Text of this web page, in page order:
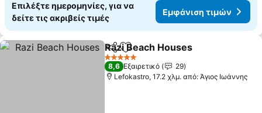
Επιλέξτε ημερομηνίες, για να
δείτε τις ακριβείς τιμές
Εμφάνιση τιμών
Κοινοποίηση
Προσθήκη στα αγαπημένα
Razi Beach Houses
5 Αστέρια
8,6 Εξαιρετικό
29
Lefokastro, 17.2 χλμ. από: Άγιος Ιωάννης